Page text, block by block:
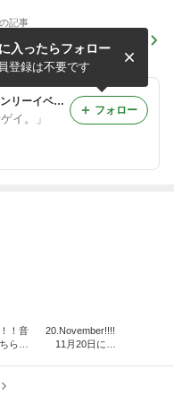
記事
はユーロ推し！ 2013.
音ゲイはコチラ
東京・新宿でで開催！音ゲーオンリーイベント「音ゲイ。」
イ。」
入ったらフォロー
登録は不要です
フォロー
！音
ら⇒
20.November!!!!
11月20日に音